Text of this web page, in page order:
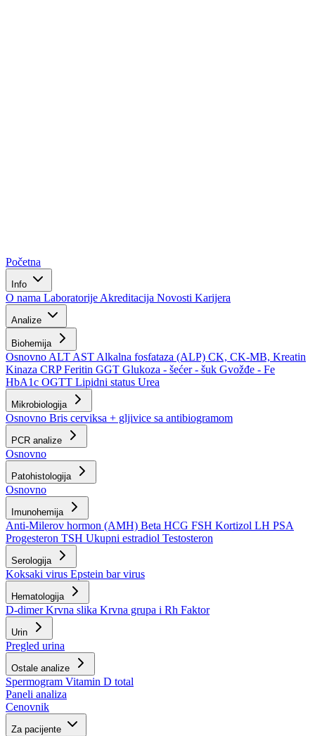
Početna
Info
O nama Laboratorije Akreditacija Novosti Karijera
Analize
Biohemija
Osnovno ALT AST Alkalna fosfataza (ALP) CK, CK-MB, Kreatin
Kinaza CRPFeritin GGT Glukoza - šećer - šuk Gvožđe - Fe
HbA1c OGTT Lipidni status Urea
Mikrobiologija
Osnovno Bris cerviksa + gljivice sa antibiogramom
PCR analize
Osnovno
Patohistologija
Osnovno
Imunohemija
Anti-Milerov hormon (AMH) Beta HCG FSH Kortizol LH PSA
Progesteron TSH Ukupni estradiol Testosteron
Serologija
Koksaki virus Epstein bar virus
Hematologija
D-dimerKrvna slika Krvna grupa i Rh Faktor
Urin
Pregled urina
Ostale analize
Spermogram Vitamin D total
Paneli analiza
Cenovnik
Za pacijente